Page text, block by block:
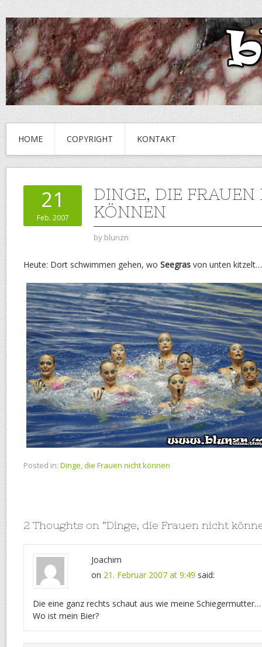
HOME COPYRIGHT KONTAKT
21
Feb. 2007
DINGE, DIE
KÖNNEN
by blunzn
Heute: Dort schwimmen gehen, wo Seegras von unten kitzelt…
Posted in: Dinge, die Frauen nicht können
2 Thoughts on “Dinge, die Frauen nicht
Joachim
on 21. Februar 2007 at 9:49 said:
Die eine ganz rechts schaut aus wie meine
Wo ist mein Bier?